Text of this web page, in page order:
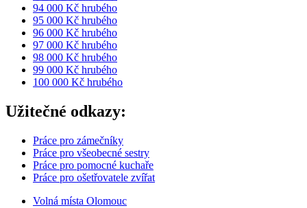
94 000 Kč hrubého
95 000 Kč hrubého
96 000 Kč hrubého
97 000 Kč hrubého
98 000 Kč hrubého
99 000 Kč hrubého
100 000 Kč hrubého
Užitečné odkazy:
Práce pro zámečníky
Práce pro všeobecné sestry
Práce pro pomocné kuchaře
Práce pro ošetřovatele zvířat
Volná místa Olomouc